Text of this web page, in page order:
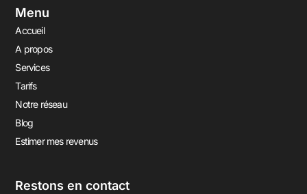
Menu
Accueil
A propos
Services
Tarifs
Notre réseau
Blog
Estimer mes revenus
Restons en contact